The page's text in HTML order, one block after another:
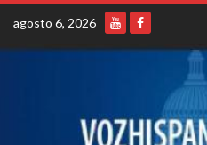
Skip
content
agosto 6, 2026